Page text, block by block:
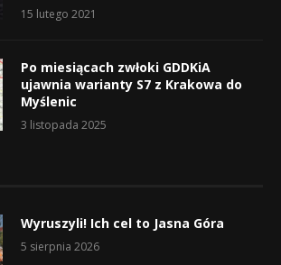
15 lutego 2021
Po miesiącach zwłoki GDDKiA
ujawnia warianty S7 z Krakowa do
Myślenic
3 listopada 2025
Wyruszyli! Ich cel to Jasna Góra
5 sierpnia 2026